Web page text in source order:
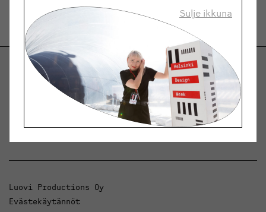
Helsinki Design Weekly.
Keskustelua, uutisia ja ilmiöitä muotoilusta ja
arkkitehtuurista.
Luovi Productions Oy
Evästekäytännöt
Sulje ikkuna